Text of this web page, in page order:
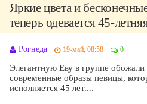
Яркие цвета и
теперь одевается 45-
Рогнеда 19-май, 08:58 0
Элегантную Еву в группе обожали
современные образы певицы,
исполняется 45 лет....